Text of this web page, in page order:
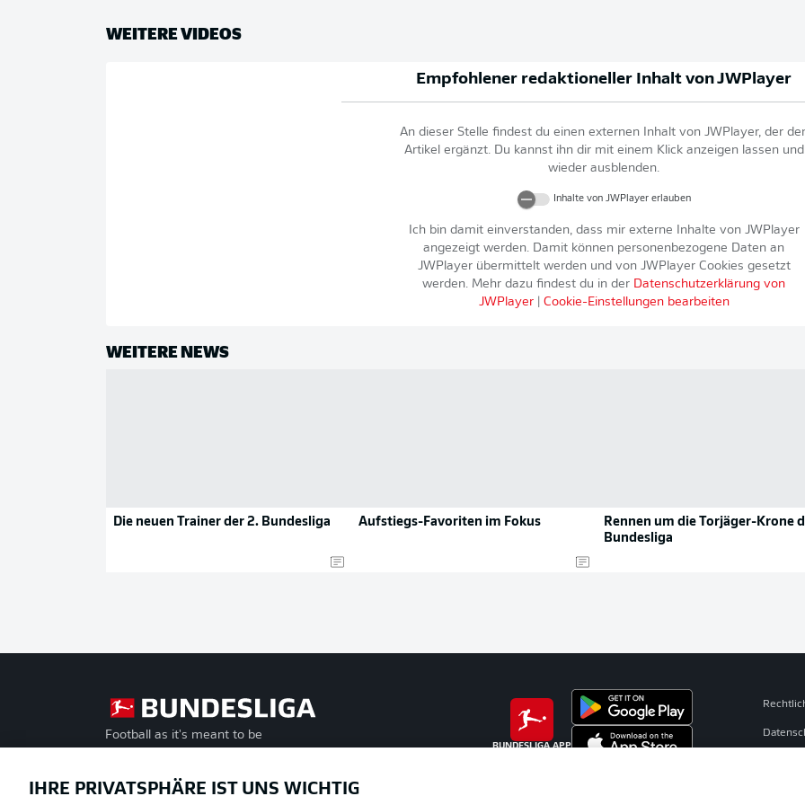
WEITERE VIDEOS
Empfohlener redaktioneller Inhalt vonJWPlayer
An dieser Stelle findest du einen externen Inhalt von JWPlayer, der
Artikel ergänzt. Du kannst ihn dir mit einem Klick anzeigen lassen und
wieder ausblenden.
Inhalte von JWPlayererlauben
Ich bin damit einverstanden, dass mir externe Inhalte von JWPlayer
angezeigt werden. Damit können personenbezogene Daten an
JWPlayerübermittelt werden und von JWPlayerCookies gesetzt
werden. Mehr dazu findest du in der Datenschutzerklärung von
JWPlayer| Cookie-Einstellungen bearbeiten
WEITERE NEWS
Die neuen Trainer der 2. Bundesliga Aufstiegs-Favoriten im Fokus
Rennen um die Torjäger-Krone
Bundesliga
Football as it's meant to be
BUNDESLIGA APP
Offizielle Partner
IHRE PRIVATSPHÄRE IST UNS WICHTIG